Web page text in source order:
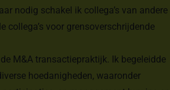
nodig schakel ik collega’s van andere
voor grensoverschrijdende
M&A transactiepraktijk. Ik begeleidde
hoedanigheden, waaronder